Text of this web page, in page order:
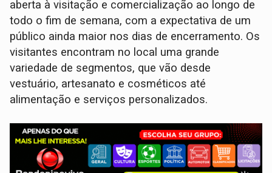
aberta à visitação e comercialização ao longo de
todo o fim de semana, com a expectativa de um
público ainda maior nos dias de encerramento. Os
visitantes encontram no local uma grande
variedade de segmentos, que vão desde
vestuário, artesanato e cosméticos até
alimentação e serviços personalizados.